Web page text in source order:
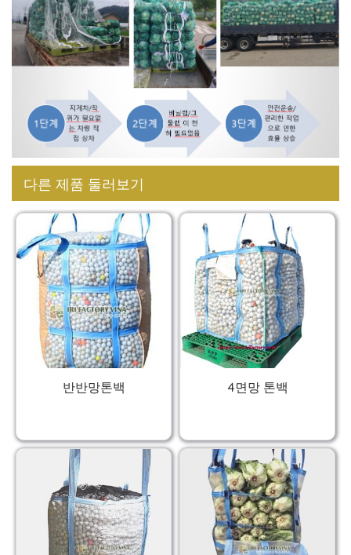
다른 제품 둘러보기
반반망톤백 4면망 톤백